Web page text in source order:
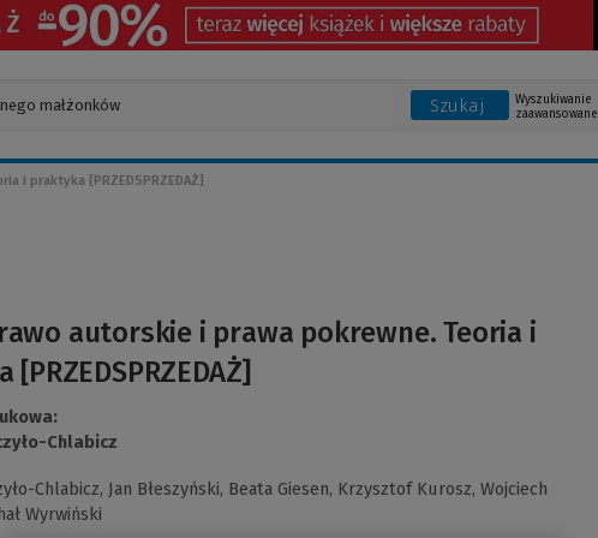
Szukaj
Wyszukiwanie
zaawansowane
i praktyka [PRZEDSPRZEDAŻ]
autorskie i prawa pokrewne. Teoria i
Chlabicz
Chlabicz, Jan Błeszyński, Beata Giesen, Krzysztof Kurosz, Wojciech
Wyrwiński